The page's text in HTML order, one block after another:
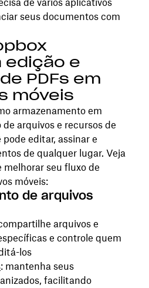
de vários aplicativos
seus documentos com
edição e
PDFs em
móveis
armazenamento em
arquivos e recursos de
editar, assinar e
de qualquer lugar. Veja
melhorar seu fluxo de
móveis:
de arquivos
arquivos e
e controle quem
los
: mantenha seus
facilitando